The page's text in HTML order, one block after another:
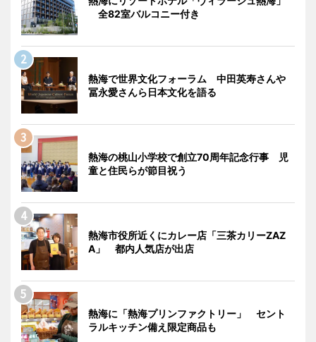
全82室バルコニー付き
熱海で世界文化フォーラム 中田英寿さんや
冨永愛さんら日本文化を語る
熱海の桃山小学校で創立70周年記念行事 児
童と住民らが節目祝う
熱海市役所近くにカレー店「三茶カリーZAZ
A」 都内人気店が出店
熱海に「熱海プリンファクトリー」 セント
ラルキッチン備え限定商品も